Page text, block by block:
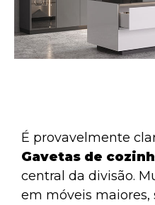
É provavelmente
Gavetas de
central da divisão.
em móveis maiores,